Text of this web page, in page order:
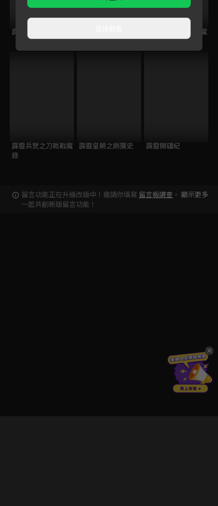
霹靂奇象
霹靂兵燹之刀戟戡魔
錄2
霹靂兵燹之刀戟戡魔
錄
霹靂皇朝之鍘龑史 霹靂開疆紀
留言功能正在升級改版中！邀請你填寫 留言板調查 ，
一起共創新版留言功能！
顯示更多